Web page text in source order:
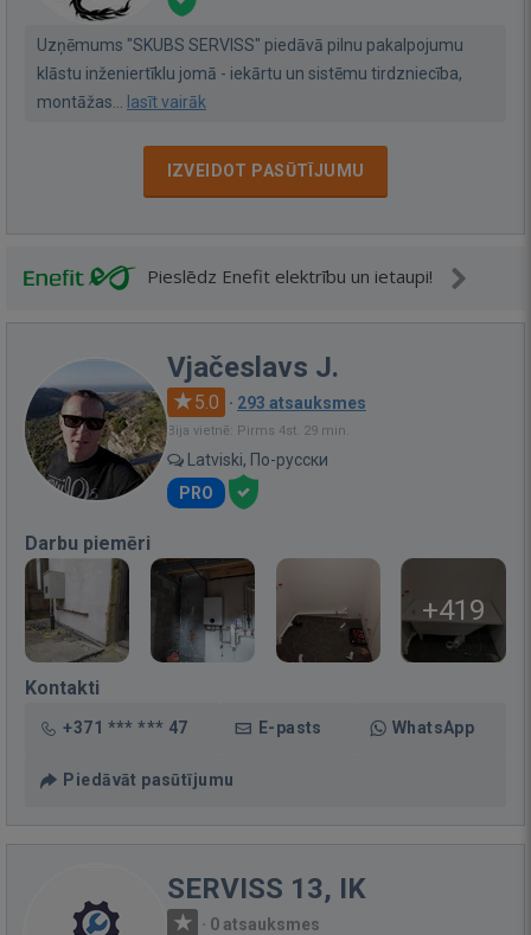
Uzņēmums "SKUBS SERVISS" piedāvā pilnu pakalpojumu
klāstu inženiertīklu jomā - iekārtu un sistēmu tirdzniecība,
montāžas...
lasīt vairāk
IZVEIDOT PASŪTĪJUMU
Pieslēdz Enefit elektrību un ietaupi!
Vjačeslavs J.
5.0 · 293 atsauksmes
Bija vietnē: Pirms 4st. 29 min.
Latviski, По-русски
PRO
Darbu piemēri
+419
Kontakti
+371 *** *** 47 E-pasts WhatsApp
Piedāvāt pasūtījumu
SERVISS 13, IK
· 0 atsauksmes